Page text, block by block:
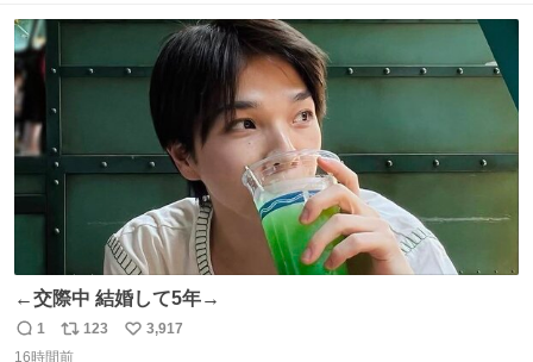
数
←交際中 結婚して5年→
返
1
リ
123
い
3,917
16時間前